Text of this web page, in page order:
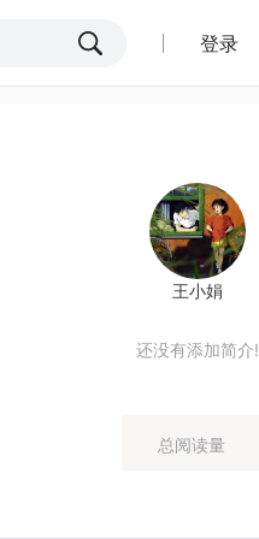
登录
王小娟
还没有添加简介!
总阅读量